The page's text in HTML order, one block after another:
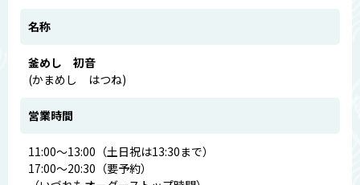
名称
釜めし 初音
(かまめし はつね)
営業時間
11:00～13:00（土日祝は13:30まで）
17:00～20:30（要予約）